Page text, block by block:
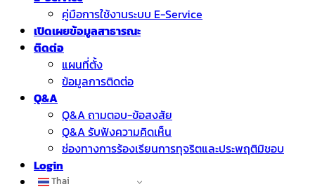
คู่มือการใช้งานระบบ E-Service
เปิดเผยข้อมูลสาธารณะ
ติดต่อ
แผนที่ตั้ง
ข้อมูลการติดต่อ
Q&A
Q&A ถามตอบ-ข้อสงสัย
Q&A รับฟังความคิดเห็น
ช่องทางการร้องเรียนการทุจริตและประพฤติมิชอบ
Login
Thai